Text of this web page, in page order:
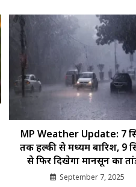
MP Weather Update: 7
तक हल्की से मध्यम बारिश, 9
से फिर दिखेगा मानसून का
September 7, 2025